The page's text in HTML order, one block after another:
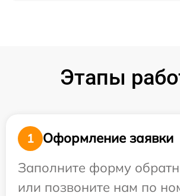
Этапы
1
Оформление заявки
Заполните форму
или позвоните нам по